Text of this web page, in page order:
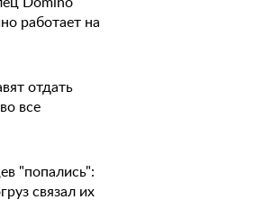
работает на
отдать
все
"попались":
связал их